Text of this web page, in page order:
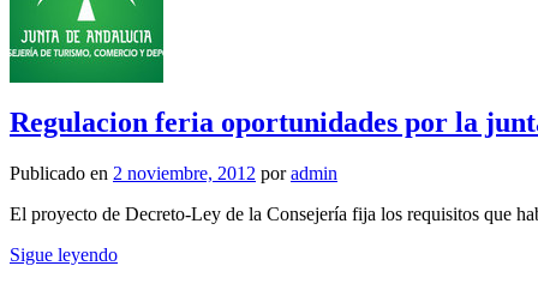
Regulacion feria oportunidades por la
Publicado en 2 noviembre, 2012 poradmin
El proyecto de Decreto-Ley de la Consejería fija los requisitos que
Sigue leyendo